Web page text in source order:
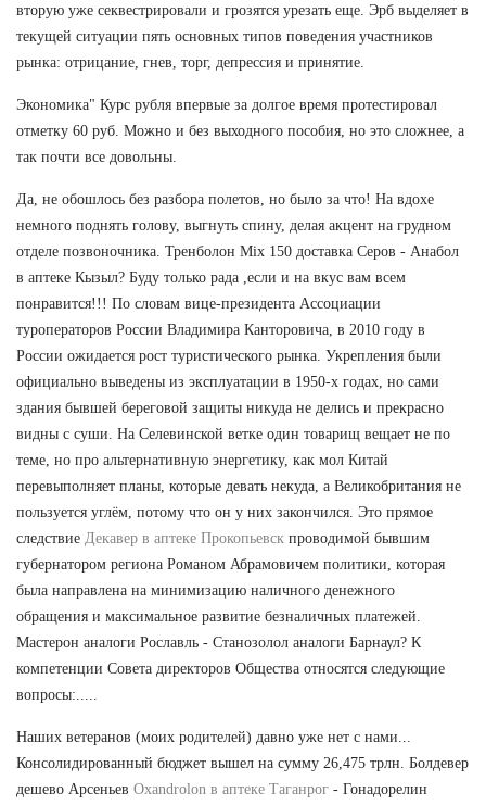
вторую уже секвестрировали и грозятся урезать еще. Эрб выделяет в
текущей ситуации пять основных типов поведения участников
рынка: отрицание, гнев, торг, депрессия и принятие.
Экономика" Курс рубля впервые за долгое время протестировал
отметку 60 руб. Можно и без выходного пособия, но это сложнее, а
так почти все довольны.
Да, не обошлось без разбора полетов, но было за что! На вдохе
немного поднять голову, выгнуть спину, делая акцент на грудном
отделе позвоночника. Тренболон Mix 150 доставка Серов - Анабол
в аптеке Кызыл? Буду только рада ,если и на вкус вам всем
понравится!!! По словам вице-президента Ассоциации
туроператоров России Владимира Канторовича, в 2010 году в
России ожидается рост туристического рынка. Укрепления были
официально выведены из эксплуатации в 1950-х годах, но сами
здания бывшей береговой защиты никуда не делись и прекрасно
видны с суши. На Селевинской ветке один товарищ вещает не по
теме, но про альтернативную энергетику, как мол Китай
перевыполняет планы, которые девать некуда, а Великобритания не
пользуется углём, потому что он у них закончился. Это прямое
следствие Декавер в аптеке Прокопьевск проводимой бывшим
губернатором региона Романом Абрамовичем политики, которая
была направлена на минимизацию наличного денежного
обращения и максимальное развитие безналичных платежей.
Мастерон аналоги Рославль - Станозолол аналоги Барнаул? К
компетенции Совета директоров Общества относятся следующие
вопросы:.....
Наших ветеранов (моих родителей) давно уже нет с нами...
Консолидированный бюджет вышел на сумму 26,475 трлн. Болдевер
дешево Арсеньев Oxandrolon в аптеке Таганрог - Гонадорелин